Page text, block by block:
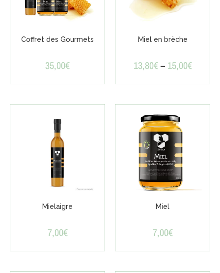
Coffret des Gourmets
35,00€
Miel en brèche
13,80€–15,00€
Mielaigre
7,00€
Miel
7,00€